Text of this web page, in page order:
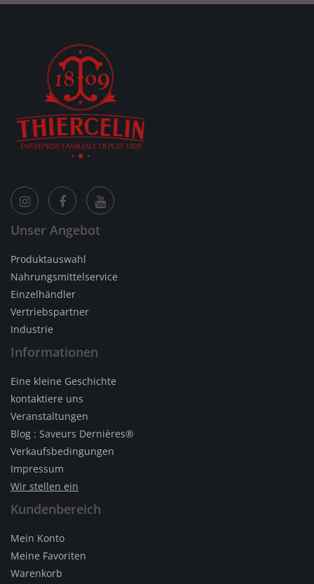
Unser Angebot
Produktauswahl
Nahrungsmittelservice
Einzelhändler
Vertriebspartner
Industrie
Informationen
Eine kleine Geschichte
kontaktiere uns
Veranstaltungen
Blog : Saveurs Dernières®
Verkaufsbedingungen
Impressum
Wir stellen ein
Kundenbereich
Mein Konto
Meine Favoriten
Warenkorb